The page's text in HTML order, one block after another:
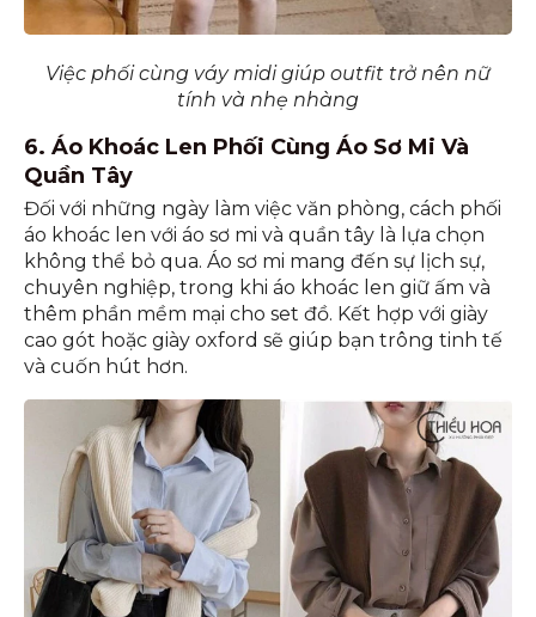
Việc phối cùng váy midi giúp outfit trở nên nữ
tính và nhẹ nhàng
6. Áo Khoác Len Phối Cùng Áo Sơ Mi Và
Quần Tây
Đối với những ngày làm việc văn phòng, cách phối
áo khoác len với áo sơ mi và quần tây là lựa chọn
không thể bỏ qua. Áo sơ mi mang đến sự lịch sự,
chuyên nghiệp, trong khi áo khoác len giữ ấm và
thêm phần mềm mại cho set đồ. Kết hợp với giày
cao gót hoặc giày oxford sẽ giúp bạn trông tinh tế
và cuốn hút hơn.